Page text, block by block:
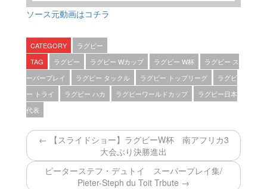
ソース元動画はコチラ
CATEGORY
ラグビー
TAG
ラグビー ラグビー Wカップ ラグビー W杯
ラグビー ス
ーパープレイ
ラグビー タックル ラグビー トップリーグ
ラグビ
ー トライ
ラグビー ハカ ラグビーワールドカップ
ラグビー日本
代表
← 【スライドショー】ラグビーW杯 南アフリカ3
大会ぶり決勝進出
ピーターステフ・デュトイ スーパープレイ集/
Pieter-Steph du Toit Trbute →